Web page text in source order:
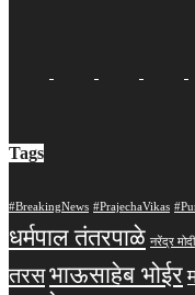
Tags
#BreakingNews #PrajechaVikas
धर्मपाल तंतरपाळे नरेंद्र मोदीं
तरसभाऊसाहेब भोईर